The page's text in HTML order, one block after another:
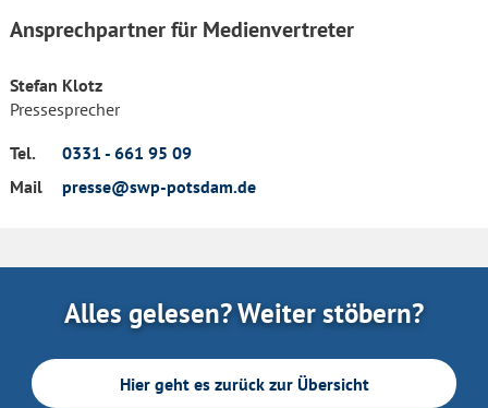
Ansprechpartner für Medienvertreter
Stefan Klotz
Pressesprecher
Tel.
0331 - 661 95 09
Mail
presse@swp-potsdam.de
Alles gelesen? Weiter stöbern?
Hier geht es zurück zur Übersicht